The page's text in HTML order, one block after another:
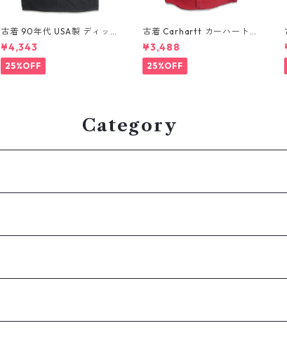
古着 90年代 USA製 ディッ
キーズ Dickies ワークシャ
ツ 半袖シャツ ボックス ブラ
ック 表記：XL gd410372
n w60804
¥4,343
25%OFF
古着 Carhartt カーハート
半袖シャツ ワークシャツ ボ
タンダウンシャツ レッド 表
記：L gd410371n w6080
4
¥3,488
25%OFF
Category